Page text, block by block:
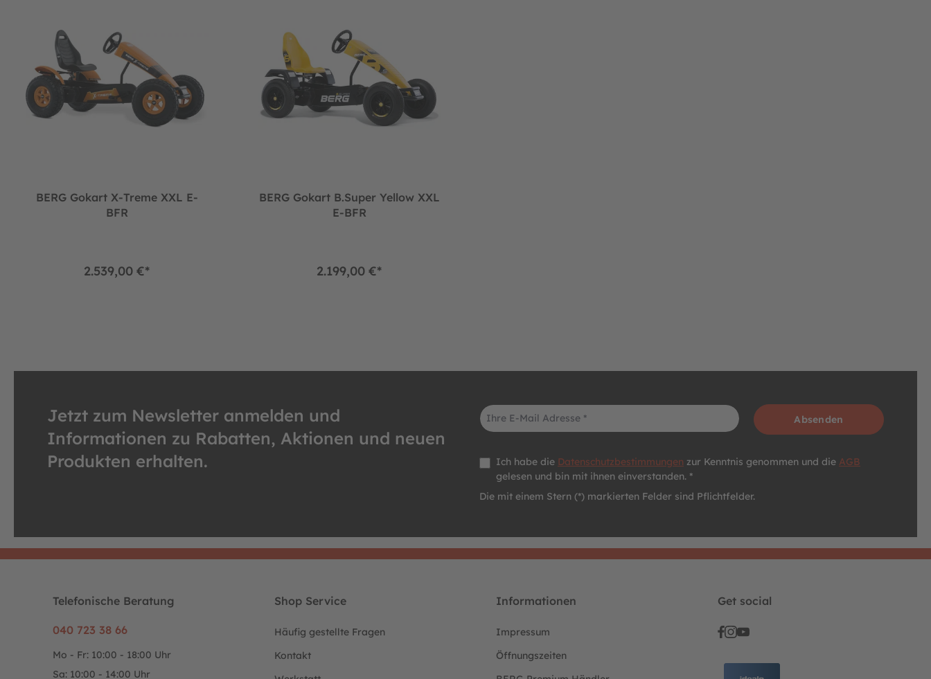
BERG Gokart X-Treme XXL E-
BFR
2.539,00 €*
BERG Gokart B.Super Yellow XXL
E-BFR
2.199,00 €*
Jetzt zum Newsletter anmelden und
Informationen zu Rabatten, Aktionen und neuen
Produkten erhalten.
E-Mail-Adresse*
Absenden
Datenschutz *
Ich habe die Datenschutzbestimmungen zur Kenntnis genommen und die AGB
gelesen und bin mit ihnen einverstanden. *
Die mit einem Stern (*) markierten Felder sind Pflichtfelder.
Telefonische Beratung
040 723 38 66
Mo - Fr: 10:00 - 18:00 Uhr
Sa: 10:00 - 14:00 Uhr
Shop Service
Häufig gestellte Fragen
Kontakt
Informationen
Impressum
Öffnungszeiten
Get social